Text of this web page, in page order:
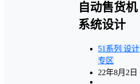
自动售货机
系统设计
51系列 设计
专区
22年8月2日